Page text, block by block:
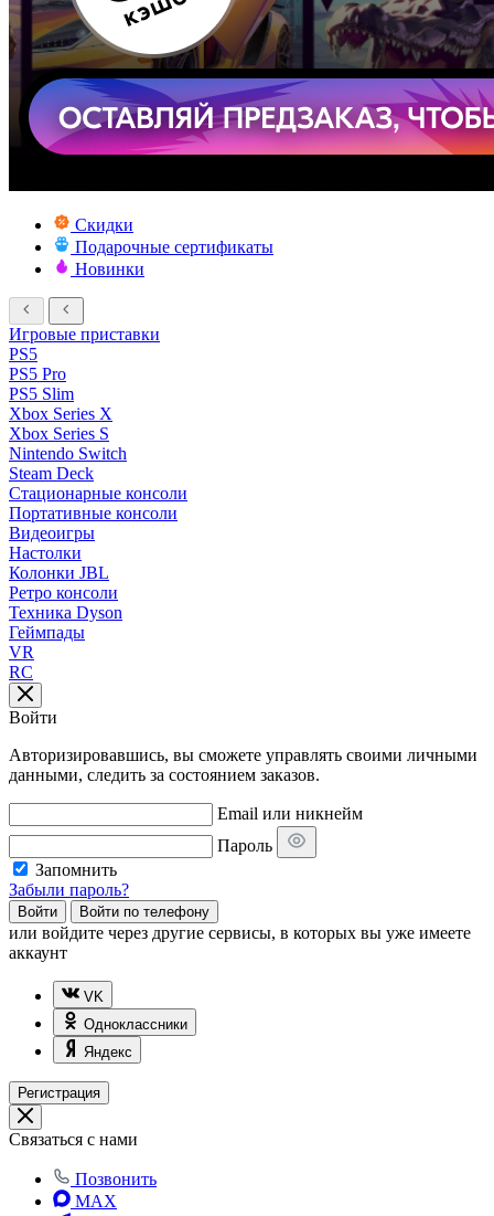
Скидки
Подарочные сертификаты
Новинки
Игровые приставки
PS5
PS5 Pro
PS5 Slim
Xbox Series X
Xbox Series S
Nintendo Switch
Steam Deck
Стационарные консоли
Портативные консоли
Видеоигры
Настолки
Колонки JBL
Ретро консоли
Техника Dyson
Геймпады
VR
RC
Войти
Авторизировавшись, вы сможете управлять своими личными
данными, следить за состоянием заказов.
Email или никнейм
Пароль
Запомнить
Забыли пароль?
Войти Войти по телефону
или войдите через другие сервисы, в которых вы уже имеете
аккаунт
VK
Одноклассники
Яндекс
Регистрация
Связаться с нами
Позвонить
MAX